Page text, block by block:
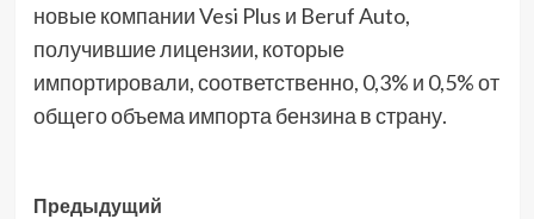
новые компании Vesi Plus и Beruf Auto,
получившие лицензии, которые
импортировали, соответственно, 0,3% и 0,5% от
общего объема импорта бензина в страну.
Навигация
Предыдущий